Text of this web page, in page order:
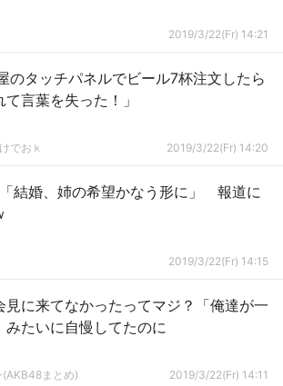
2019/3/22(Fr) 14:21
のタッチパネルでビール7杯注文したら
言葉を失った！」
でおｋ 2019/3/22(Fr) 14:20
「結婚、姉の希望かなう形に」 報道に
2019/3/22(Fr) 14:15
見に来てなかったってマジ？「俺達が一
みたいに自慢してたのに
まとめ) 2019/3/22(Fr) 14:11